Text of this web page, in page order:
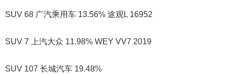
SUV 68 广汽乘用车 13.56% 途观L 16952
SUV 7 上汽大众 11.98% WEY VV7 2019
SUV 107 长城汽车 19.48%